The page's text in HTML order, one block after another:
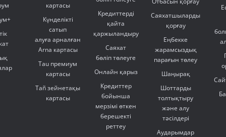
картасы
Күнделікті
сатып
алуға арналған
Arna картасы
Tau премиум
картасы
Tañ зейнетақы
картасы
Кредиттерді
қайта
қаржыландыру
Саяхат
бөліп төлеуге
Онлайн қарыз
Кредиттер
бойынша
мерзімі өткен
берешекті
реттеу
Саяхатшыларды
қорғау
Еңбекке
жарамсыздық
парағын төлеу
Шаңырақ
Шоттарды
толтықтыру
және алу
тәсілдері
Аударымдар